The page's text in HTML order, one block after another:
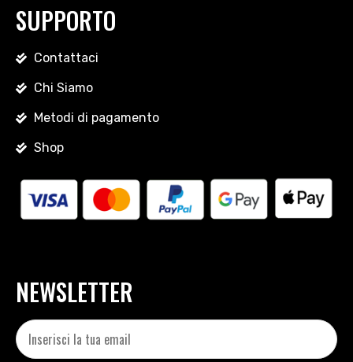
SUPPORTO
Contattaci
Chi Siamo
Metodi di pagamento
Shop
NEWSLETTER